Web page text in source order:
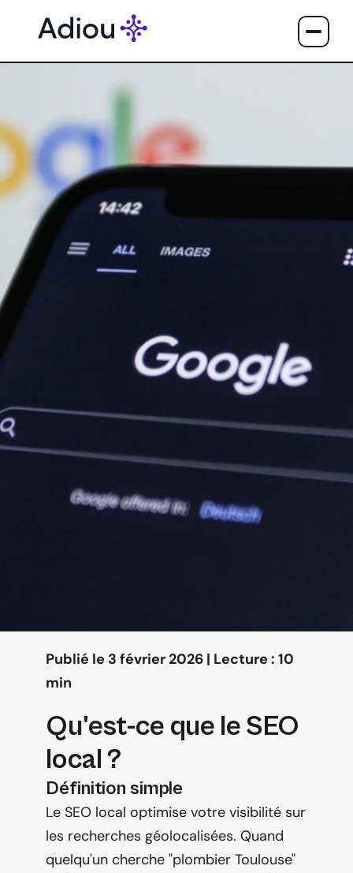
SEO 2026
Publié le 3 février 2026 | Lecture : 10
min
Qu'est-ce que le SEO
local ?
Définition simple
Le SEO local optimise votre visibilité sur
les recherches géolocalisées. Quand
quelqu'un cherche "plombier Toulouse"